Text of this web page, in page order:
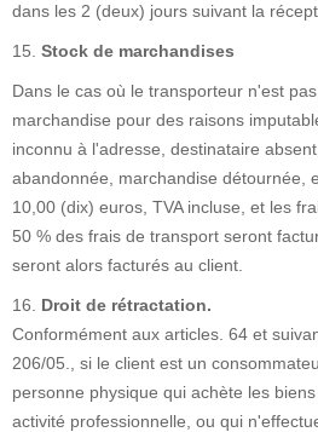
dans les 2 (deux) jours suivant la
15. Stock de marchandises
Dans le cas où le transporteur n'est
marchandise pour des raisons
inconnu à l'adresse, destinataire
abandonnée, marchandise détournée,
10,00 (dix) euros, TVA incluse, et les
50 % des frais de transport seront
seront alors facturés au client.
16. Droit de rétractation.
Conformément aux articles. 64 et
206/05., si le client est un
personne physique qui achète les
activité professionnelle, ou qui